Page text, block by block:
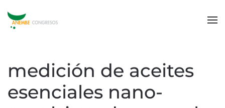
medición de aceites
esenciales nano-